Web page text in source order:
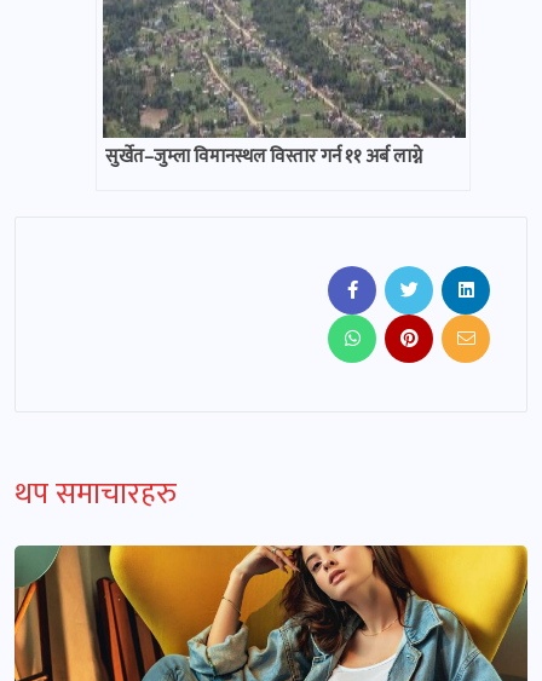
सुर्खेत–जुम्ला विमानस्थल विस्तार गर्न ११ अर्ब लाग्ने
थप समाचारहरु